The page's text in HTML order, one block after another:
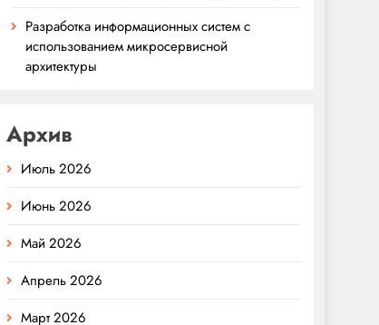
Разработка информационных систем с
использованием микросервисной
архитектуры
Архив
Июль 2026
Июнь 2026
Май 2026
Апрель 2026
Март 2026